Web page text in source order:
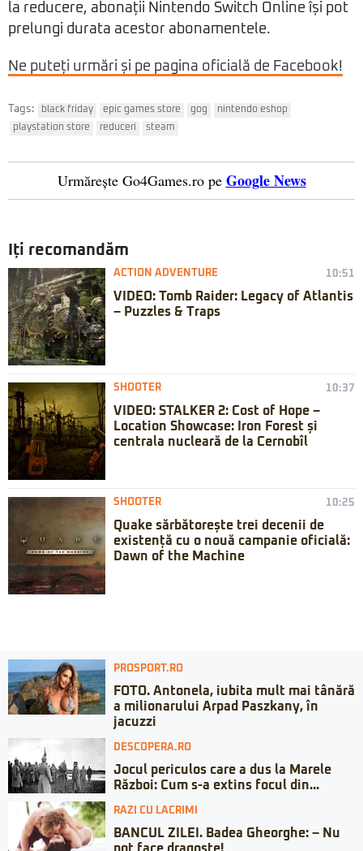
la reducere, abonații Nintendo Switch Online își pot
prelungi durata acestor abonamentele.
Ne puteți urmări și pe pagina oficială de Facebook!
Tags: black friday epic games store gog
nintendo eshop
playstation store
reduceri steam
Urmărește Go4Games.ro pe Google News
Iți recomandăm
ACTION ADVENTURE 10:51
VIDEO: Tomb Raider: Legacy of Atlantis
– Puzzles & Traps
SHOOTER 10:37
VIDEO: STALKER 2: Cost of Hope –
Location Showcase: Iron Forest și
centrala nucleară de la Cernobîl
SHOOTER 10:25
Quake sărbătorește trei decenii de
existență cu o nouă campanie oficială:
Dawn of the Machine
PROSPORT.RO
FOTO. Antonela, iubita mult mai tânără
a milionarului Arpad Paszkany, în
jacuzzi
DESCOPERA.RO
Jocul periculos care a dus la Marele
Război: Cum s-a extins focul din...
RAZI CU LACRIMI
BANCUL ZILEI. Badea Gheorghe: – Nu